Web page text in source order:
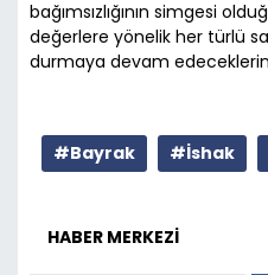
bağımsızlığının simgesi
değerlere yönelik her türlü
durmaya devam
#Bayrak #İshak
HABER MERKEZİ